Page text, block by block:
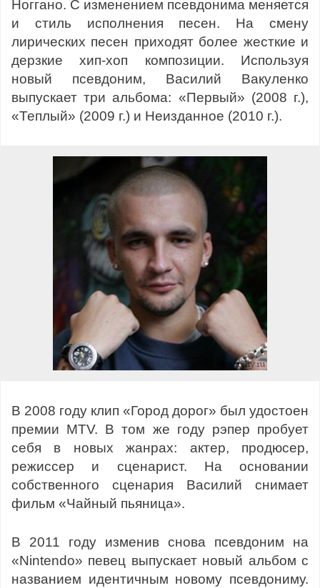
Ноггано. С изменением псевдонима меняется
и стиль исполнения песен. На смену
лирических песен приходят более жесткие и
дерзкие хип-хоп композиции. Используя
новый псевдоним, Василий Вакуленко
выпускает три альбома: «Первый» (2008 г.),
«Теплый» (2009 г.) и Неизданное (2010 г.).
В 2008 году клип «Город дорог» был удостоен
премии MTV. В том же году рэпер пробует
себя в новых жанрах: актер, продюсер,
режиссер и сценарист. На основании
собственного сценария Василий снимает
фильм «Чайный пьяница».
В 2011 году изменив снова псевдоним на
«Nintendo» певец выпускает новый альбом с
названием идентичным новому псевдониму.